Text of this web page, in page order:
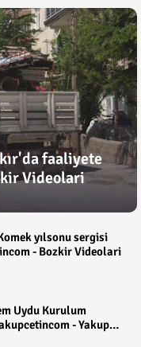
faaliyete
Videolari
yılsonu sergisi
- Bozkir Videolari
Uydu Kurulum
- Yakup